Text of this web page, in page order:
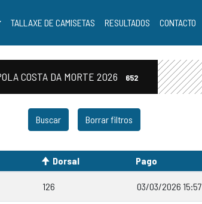
TALLAXE DE CAMISETAS RESULTADOS CONTACTO
COSTA DA MORTE 2026 652
Borrar filtros
Dorsal Pago
126 03/03/2026 15:57